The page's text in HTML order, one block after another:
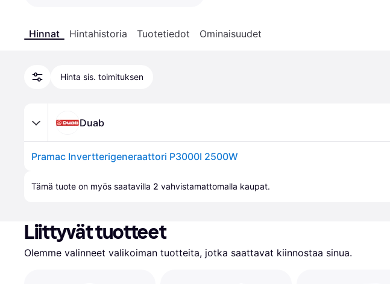
Hinnat Hintahistoria Tuotetiedot Ominaisuudet
Hinta sis. toimituksen
Duab
Pramac Invertterigeneraattori P3000I 2500W
Tämä tuote on myös saatavilla 2 vahvistamattomalla kaupat.
Liittyvät tuotteet
Olemme valinneet valikoiman tuotteita, jotka saattavat kiinnostaa sinua.